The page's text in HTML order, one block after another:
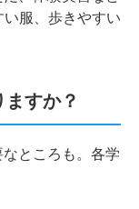
服、歩きやすい
すか？
ところも。各学